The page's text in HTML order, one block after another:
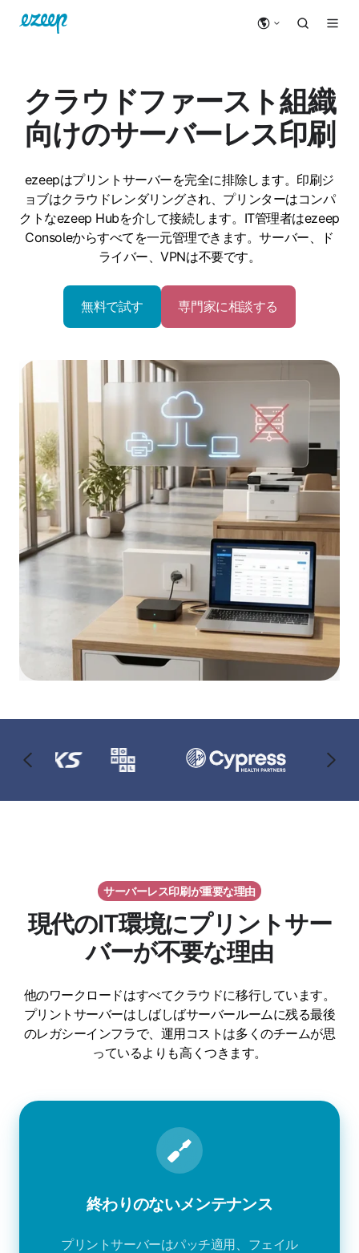
クラウドファースト組織
向けのサーバーレス印刷
ezeepはプリントサーバーを完全に排除します。印刷ジ
ョブはクラウドレンダリングされ、プリンターはコンパ
クトなezeep Hubを介して接続します。IT管理者はezeep
Consoleからすべてを一元管理できます。サーバー、ド
ライバー、VPNは不要です。
無料で試す 専門家に相談する
サーバーレス印刷が重要な理由
現代のIT環境にプリントサー
バーが不要な理由
他のワークロードはすべてクラウドに移行しています。
プリントサーバーはしばしばサーバールームに残る最後
のレガシーインフラで、運用コストは多くのチームが思
っているよりも高くつきます。
終わりのないメンテナンス
プリントサーバーはパッチ適用、フェイル